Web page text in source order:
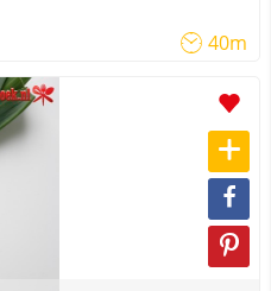
40m